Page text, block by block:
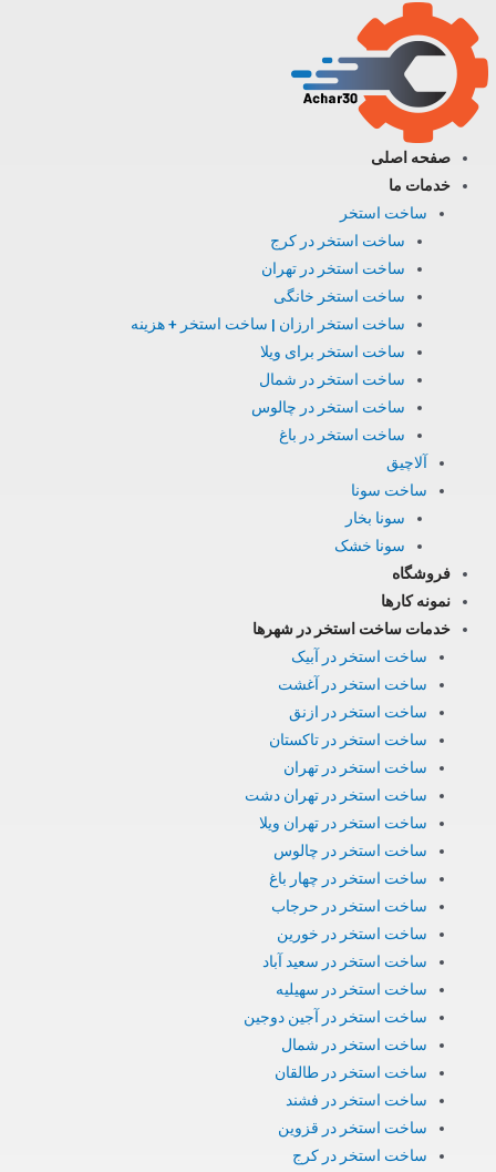
محتوا
صفحه اصلی
خدمات ما
ساخت استخر
ساخت استخر در کرج
ساخت استخر در تهران
ساخت استخر خانگی
ساخت استخر ارزان | ساخت استخر + هزینه
ساخت استخر برای ویلا
ساخت استخر در شمال
ساخت استخر در چالوس
ساخت استخر در باغ
آلاچیق
ساخت سونا
سونا بخار
سونا خشک
فروشگاه
نمونه کارها
خدمات ساخت استخر در شهرها
ساخت استخر در آبیک
ساخت استخر در آغشت
ساخت استخر در ازنق
ساخت استخر در تاکستان
ساخت استخر در تهران
ساخت استخر در تهران دشت
ساخت استخر در تهران ویلا
ساخت استخر در چالوس
ساخت استخر در چهار باغ
ساخت استخر در حرجاب
ساخت استخر در خورین
ساخت استخر در سعید آباد
ساخت استخر در سهیلیه
ساخت استخر در آجین دوجین
ساخت استخر در شمال
ساخت استخر در طالقان
ساخت استخر در فشند
ساخت استخر در قزوین
ساخت استخر در کرج